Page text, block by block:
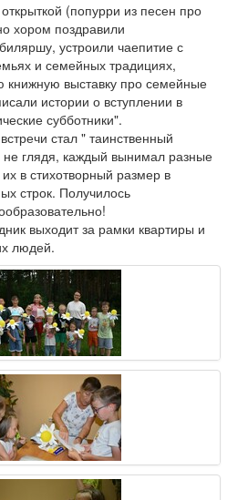
(попурри из песен про
хором поздравили
устроили чаепитие с
и семейных традициях,
книжную выставку про семейные
истории о вступлении в
субботники".
стал " таинственный
не глядя, каждый вынимал разные
в стихотворный размер в
строк. Получилось
выходит за рамки квартиры и
людей.